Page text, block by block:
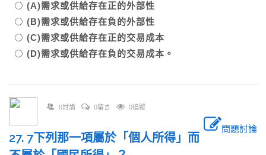
(A)需求或供給存在正的外部性
(B)需求或供給存在負的外部性
(C)需求或供給存在正的交易成本
(D)需求或供給存在負的交易成本。
0討論 0留言 0追蹤
問題討論
27. 7下列那一項屬於「個人所得」而